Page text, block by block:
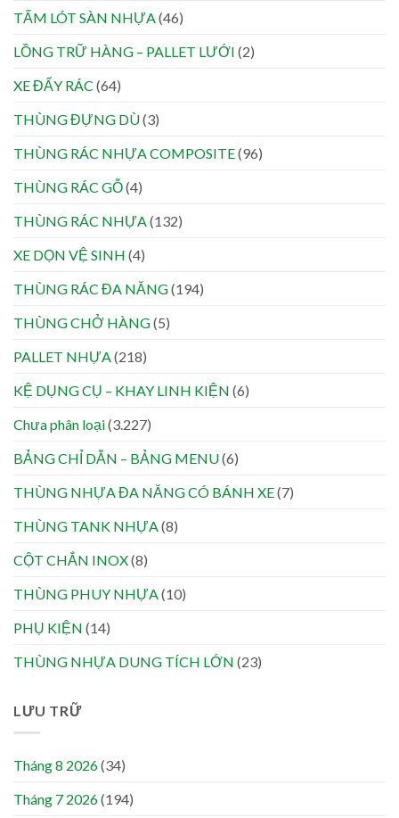
TẤM LÓT SÀN NHỰA(46)
LỒNG TRỮ HÀNG – PALLET LƯỚI (2)
XE ĐẨY RÁC (64)
THÙNG ĐỰNG DÙ(3)
THÙNG RÁC NHỰA COMPOSITE(96)
THÙNG RÁC GỖ(4)
THÙNG RÁC NHỰA(132)
XE DỌN VỆ SINH (4)
THÙNG RÁC ĐA NĂNG(194)
THÙNG CHỞ HÀNG(5)
PALLET NHỰA(218)
KỆ DỤNG CỤ – KHAY LINH KIỆN (6)
Chưa phân loại(3.227)
BẢNG CHỈ DẪN – BẢNG MENU(6)
THÙNG NHỰA ĐA NĂNG CÓ BÁNH XE(7)
THÙNG TANK NHỰA(8)
CỘT CHẮN INOX(8)
THÙNG PHUY NHỰA(10)
PHỤ KIỆN (14)
THÙNG NHỰA DUNG TÍCH LỚN (23)
LƯU TRỮ
Tháng 8 2026(34)
Tháng 7 2026(194)